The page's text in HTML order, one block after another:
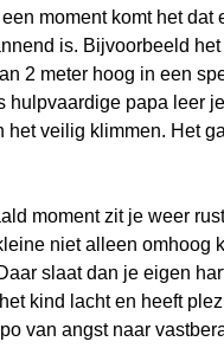
moment komt het dat
is. Bijvoorbeeld
2 meter hoog in een
hulpvaardige papa leer
het veilig klimmen. Het
moment zit je weer
niet alleen omhoog
slaat dan je eigen
kind lacht en heeft
van angst naar